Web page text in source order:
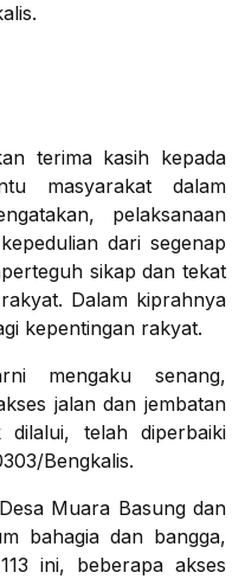
terima kasih kepada
masyarakat dalam
pelaksanaan
dari segenap
sikap dan tekat
Dalam kiprahnya
kepentingan rakyat.
mengaku senang,
jalan dan jembatan
telah diperbaiki
Bengkalis.
Muara Basung dan
bahagia dan bangga,
ini, beberapa akses